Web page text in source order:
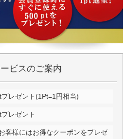
ビスのご案内
レゼント(1Pt=1円相当)
レゼント
客様にはお得なクーポンをプレゼ